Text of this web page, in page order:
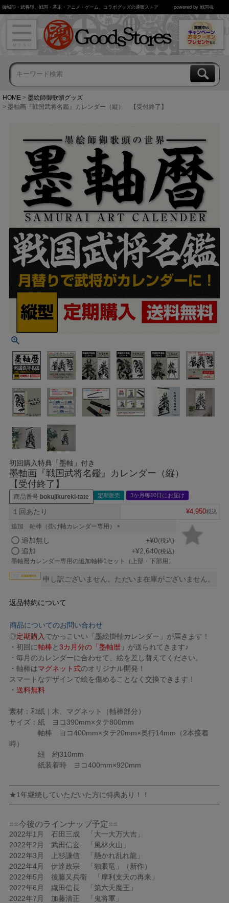
御城印・武将印、戦国・幕末・アニメ・ゲーム、コラボグッズの通販ストア powered by 戦国魂
HOME
墨絵師御歌頭グッズ
墨軸画『戦国武将名鑑』カレンダー（縦） 【受付終了】
初回購入特典「墨軸」付き
墨軸画『戦国武将名鑑』カレンダー（縦）
【受付終了】
商品番号 bokujikureki-tate 定期販売 3か月毎10日にお届け
１回あたり ¥4,950税込
追加 軸棒（掛け軸カレンダー専用）
)
追加無し +¥0 税込
追加 +¥2,640 税込
墨軸暦カレンダー専用の追加軸棒1セット（上部・下部用）
申し訳ございません。ただいま在庫がございません。
返品特約について
商品についてのお問い合わせ
◎定期購入 でかっこいい「墨絵掛軸カレンダー」が届きます！
・初回に軸棒と3カ月分の「墨軸暦」 が送られてきます♪
・毎月のカレンダーに合わせて、 絵を差し替え てください。
・ 軸棒はマグネット式のオリジナル開発！
スマートなデザインで絵を傷めることなく交換できます！
・ 送料無料
素材：和紙｜木、マグネット（軸棒部分）
サイズ：紙 ヨコ390mm×タテ800mm
軸棒 ヨコ400mm×タテ20mm×奥行14mm（2本接着
時）
紐 約310mm
紙装着時 ヨコ400mm×920mm
★1年継続していただいた方に特典あり！！
==今後のラインナップ予定==
2022年1月 石田三成 「大一大万大吉」
2022年2月 武田信玄 「風林火山」
2022年3月 上杉謙信 「懸かれ乱れ龍」
2022年4月 伊達政宗 「独眼竜」（新作）
2022年5月 後藤又兵衛 「摩利支天の再来」
2022年6月 織田信長 「第六天魔王」
2022年7月 加藤清正 「鬼将軍」